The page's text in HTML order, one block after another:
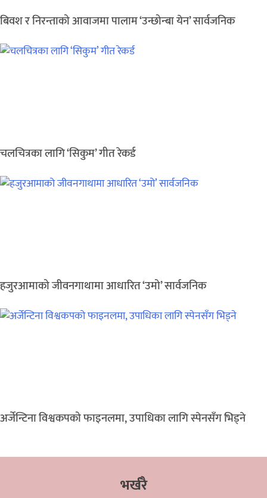
बिवश र निरन्ताको आवाजमा पालाम ‘उन्छोन्बा येन’ सार्वजनिक
चलचित्रका लागि ‘सिकुम’ गीत रेकर्ड
हजुरआमाको जीवनगाथामा आधारित ‘उमो’ सार्वजनिक
अर्जेन्टिना विश्वकपको फाइनलमा, उपाधिका लागि स्पेनसँग भिड्ने
भर्खरै